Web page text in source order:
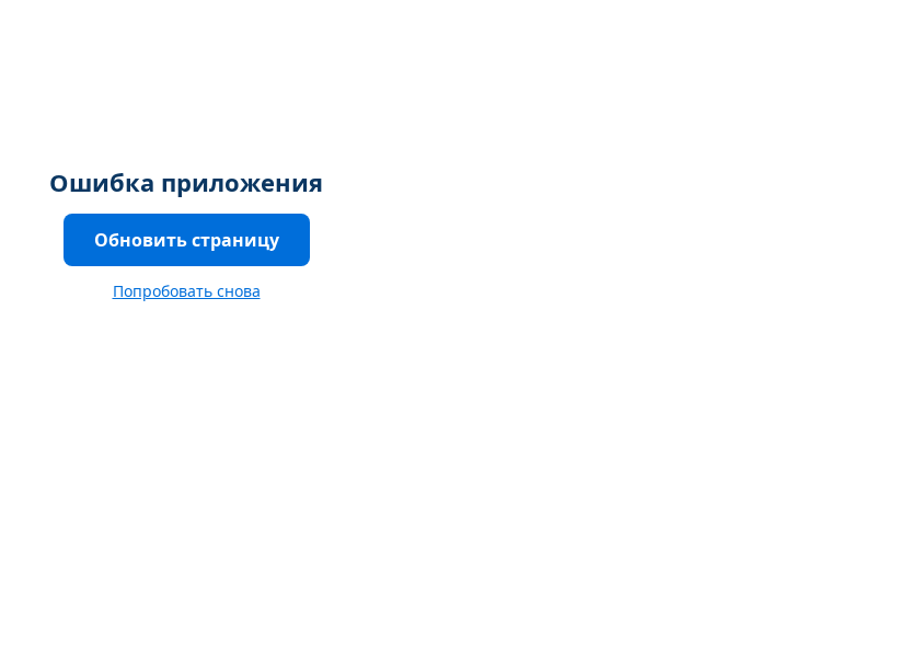
Ошибка приложения
Обновить страницу
Попробовать снова